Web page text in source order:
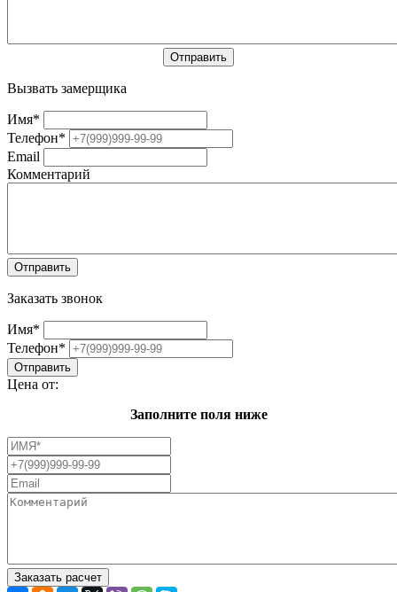
Вызвать замерщика
Имя*
Телефон*
Email
Комментарий
Заказать звонок
Имя*
Телефон*
Цена от:
Заполните поля ниже